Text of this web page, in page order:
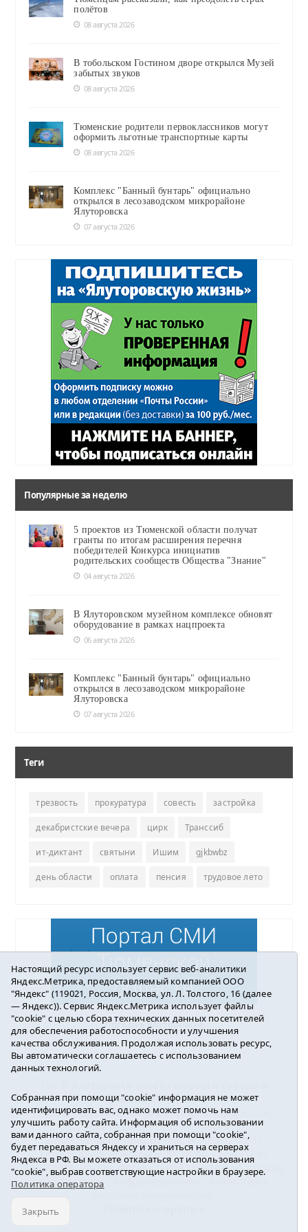
полётов
08 августа 2026
В тобольском Гостином дворе открылся Музей
забытых звуков
08 августа 2026
Тюменские родители первоклассников могут
оформить льготные транспортные карты
08 августа 2026
Комплекс "Банный бунтарь" официально
открылся в лесозаводском микрорайоне
Ялуторовска
07 августа 2026
Популярные за неделю
5 проектов из Тюменской области получат
гранты по итогам расширения перечня
победителей Конкурса инициатив
родительских сообществ Общества "Знание"
04 августа 2026
В Ялуторовском музейном комплексе обновят
оборудование в рамках нацпроекта
06 августа 2026
Комплекс "Банный бунтарь" официально
открылся в лесозаводском микрорайоне
Ялуторовска
07 августа 2026
Теги
трезвость прокуратура совесть застройка
декабристские вечера цирк Транссиб
ит-диктант святыни Ишим gjkbwbz
день области оплата пенсия трудовое лето
Погода в Ялуторовске
района2016-2023
Учредитель: АНО «ИИЦ « Ялуторовская жизнь».
Главный редактор: Вешкурцева С.П.
E-mail:yznaet@inbox.ruТел.: 8(34535)2-02-51
Регистрационный номер ЭЛ № ФС 77-64937 от
24.02.2016г. выдан Федеральной службой по надзору
в сфере связи, информационных технологий и
Настоящий ресурс использует сервис веб-аналитики
Яндекс.Метрика, предоставляемый компанией ООО
"Яндекс" (119021, Россия, Москва, ул. Л. Толстого, 16 (далее
— Яндекс)). Сервис Яндекс.Метрика использует файлы
"cookie" с целью сбора технических данных посетителей
для обеспечения работоспособности и улучшения
качества обслуживания. Продолжая использовать ресурс,
Вы автоматически соглашаетесь с использованием
данных технологий.
Собранная при помощи "cookie" информация не может
идентифицировать вас, однако может помочь нам
улучшить работу сайта. Информация об использовании
вами данного сайта, собранная при помощи "cookie",
будет передаваться Яндексу и храниться на серверах
Яндекса в РФ. Вы можете отказаться от использования
"cookie", выбрав соответствующие настройки в браузере.
Политика оператора
Закрыть